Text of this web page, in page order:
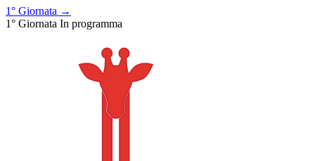
1° Giornata →
1° Giornata In programma